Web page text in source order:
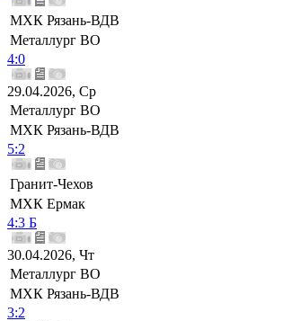
МХК Рязань-ВДВ
Металлург ВО
4:0
29.04.2026, Ср
Металлург ВО
МХК Рязань-ВДВ
5:2
Гранит-Чехов
МХК Ермак
4:3 Б
30.04.2026, Чт
Металлург ВО
МХК Рязань-ВДВ
3:2